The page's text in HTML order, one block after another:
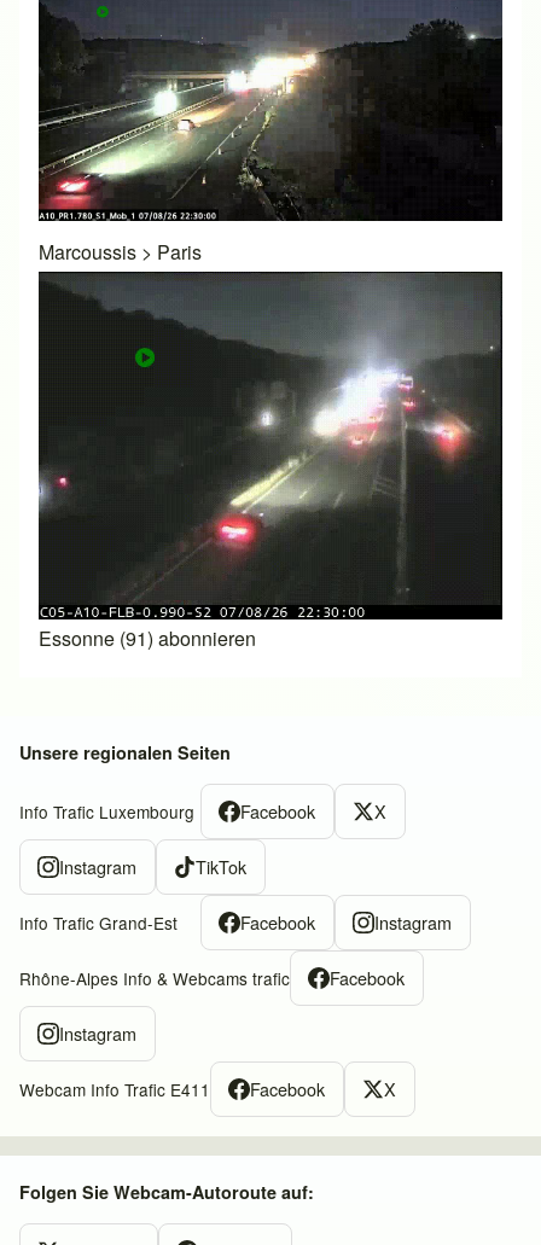
Marcoussis > Paris
Essonne (91) abonnieren
Unsere regionalen Seiten
Info Trafic Luxembourg Facebook X
Instagram TikTok
Info Trafic Grand-Est Facebook Instagram
Rhône-Alpes Info & Webcams trafic Facebook
Instagram
Webcam Info Trafic E411 Facebook X
Folgen Sie Webcam-Autoroute auf: